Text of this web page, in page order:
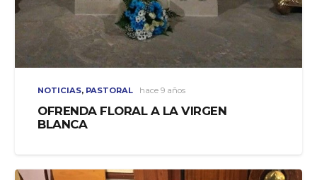
NOTICIAS, PASTORAL hace 9 años
OFRENDA FLORAL A LA VIRGEN
BLANCA